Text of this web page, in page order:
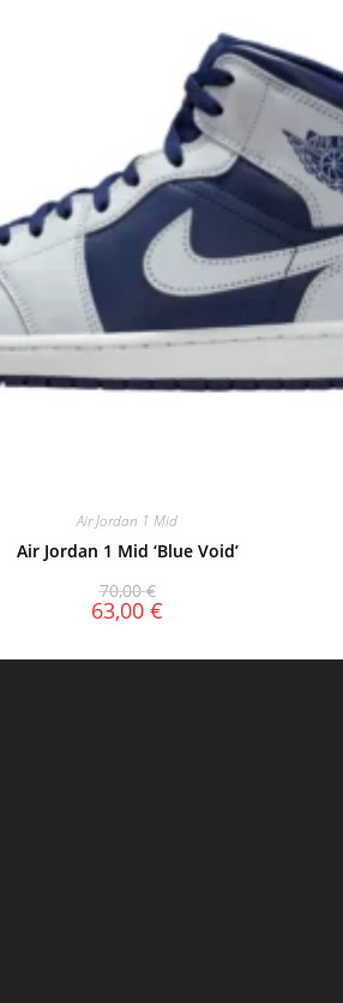
Air Jordan 1 Mid
Air Jordan 1 Mid ‘Blue Void’
70,00€
63,00 €